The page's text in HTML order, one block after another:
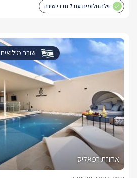
וילה חלומית עם 7 חדרי שינה
שובר מילואים
אחוזת רפאליס